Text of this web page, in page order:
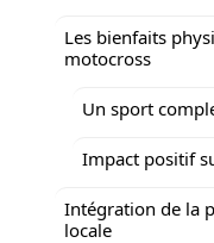
Les bienfaits
motocross
Un sport
Impact positif
Intégration de la
locale